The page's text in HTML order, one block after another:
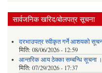
सार्वजनिक खरिद/बोलपत्र सूचना
दरभाउपत्र स्वीकृत गर्ने आशयको
मिति: 08/06/2026 - 12:59
आन्तरिक आय ठेक्का सम्बन्धि सूचना
मिति: 07/29/2026 - 17:37